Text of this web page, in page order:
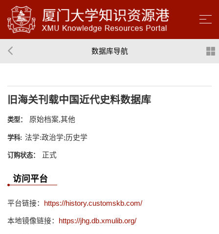
数据库导航
旧海关刊载中国近代史料数据库
类型： 原始档案,其他
学科: 法学:政治学;历史学
订购状态： 正式
访问平台
平台链接： https://history.customskb.com/
本地镜像链接： https://jhg.db.xmulib.org/